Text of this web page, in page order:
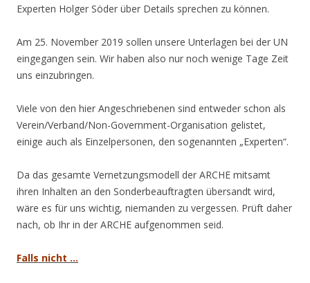
Experten Holger Söder über Details sprechen zu können.
Am 25. November 2019 sollen unsere Unterlagen bei der UN
eingegangen sein. Wir haben also nur noch wenige Tage Zeit
uns einzubringen.
Viele von den hier Angeschriebenen sind entweder schon als
Verein/Verband/Non-Government-Organisation gelistet,
einige auch als Einzelpersonen, den sogenannten „Experten“.
Da das gesamte Vernetzungsmodell der ARCHE mitsamt
ihren Inhalten an den Sonderbeauftragten übersandt wird,
wäre es für uns wichtig, niemanden zu vergessen. Prüft daher
nach, ob Ihr in der ARCHE aufgenommen seid.
Falls nicht …